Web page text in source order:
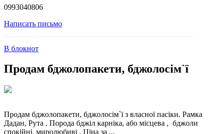
0993040806
Написать письмо
В блокнот
Продам бджолопакети, бджолосім`ї
Продам бджолопакети, бджолосім`ї з власної пасіки. Рамка
Дадан, Рута . Порода бджіл карніка, або місцева , бджоли
спокійні, миролюбиві . Ціна за ...